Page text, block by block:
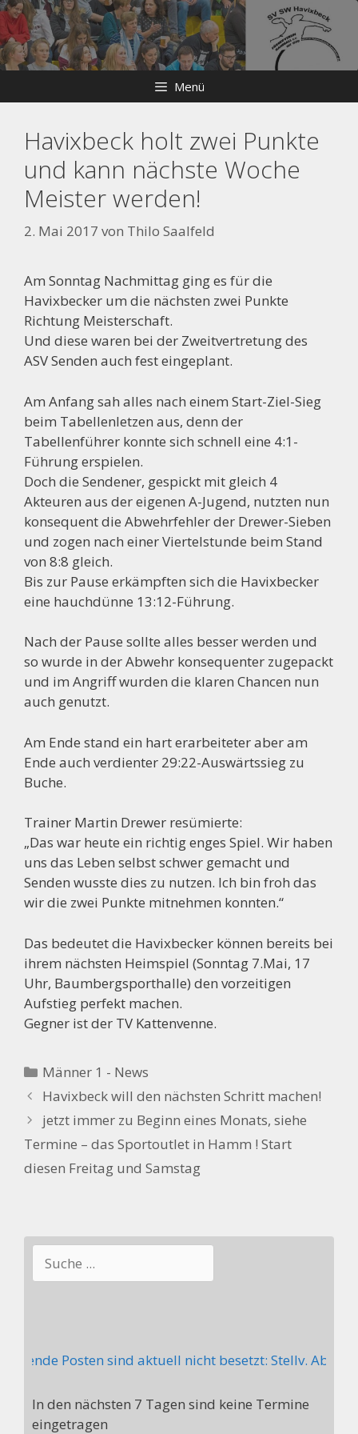
Zum
Inhalt
springen
Skip
to
content
Menü
Havixbeck holt zwei Punkte
und kann nächste Woche
Meister werden!
2. Mai 2017 von Thilo Saalfeld
Am Sonntag Nachmittag ging es für die
Havixbecker um die nächsten zwei Punkte
Richtung Meisterschaft.
Und diese waren bei der Zweitvertretung des
ASV Senden auch fest eingeplant.
Am Anfang sah alles nach einem Start-Ziel-Sieg
beim Tabellenletzen aus, denn der
Tabellenführer konnte sich schnell eine 4:1-
Führung erspielen.
Doch die Sendener, gespickt mit gleich 4
Akteuren aus der eigenen A-Jugend, nutzten nun
konsequent die Abwehrfehler der Drewer-Sieben
und zogen nach einer Viertelstunde beim Stand
von 8:8 gleich.
Bis zur Pause erkämpften sich die Havixbecker
eine hauchdünne 13:12-Führung.
Nach der Pause sollte alles besser werden und
so wurde in der Abwehr konsequenter zugepackt
und im Angriff wurden die klaren Chancen nun
auch genutzt.
Am Ende stand ein hart erarbeiteter aber am
Ende auch verdienter 29:22-Auswärtssieg zu
Buche.
Trainer Martin Drewer resümierte:
„Das war heute ein richtig enges Spiel. Wir haben
uns das Leben selbst schwer gemacht und
Senden wusste dies zu nutzen. Ich bin froh das
wir die zwei Punkte mitnehmen konnten.“
Das bedeutet die Havixbecker können bereits bei
ihrem nächsten Heimspiel (Sonntag 7.Mai, 17
Uhr, Baumbergsporthalle) den vorzeitigen
Aufstieg perfekt machen.
Gegner ist der TV Kattenvenne.
Kategorien
Männer 1 - News
Havixbeck will den nächsten Schritt machen!
jetzt immer zu Beginn eines Monats, siehe
Termine – das Sportoutlet in Hamm ! Start
diesen Freitag und Samstag
Suchen
Posten sind aktuell nicht besetzt: Stellv.
In den nächsten 7 Tagen sind keine Termine
eingetragen